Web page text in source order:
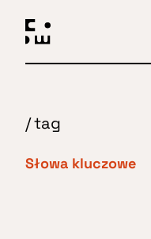
głównej
treści
/tag
Słowa kluczowe